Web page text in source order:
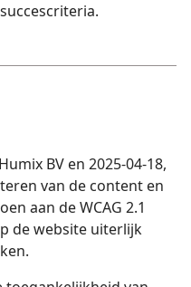
BV en 2025-04-18,
van de content en
aan de WCAG 2.1
de website uiterlijk